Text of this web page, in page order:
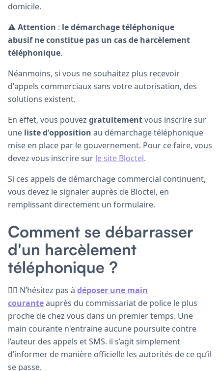
domicile.
⚠️Attention : ledémarchage téléphonique
abusif ne constitue pas un cas de harcèlement
téléphonique.
Néanmoins, si vous ne souhaitez plus recevoir
d'appels commerciaux sans votre autorisation, des
solutions existent.
En effet, vous pouvez gratuitementvous inscrire sur
une liste d'opposition au démarchage téléphonique
mise en place par le gouvernement. Pour ce faire, vous
devez vous inscrire sur le site Bloctel.
Si ces appels de démarchage commercial continuent,
vous devez le signaler auprès de Bloctel, en
remplissant directement un formulaire.
Comment se débarrasser
d'un harcèlement
téléphonique ?
👮‍♂️ N’hésitez pas à déposer une main
couranteauprès du commissariat de police le plus
proche de chez vous dans un premier temps. Une
main courante n'entraine aucune poursuite contre
l’auteur des appels et SMS. il s’agit simplement
d’informer de manière officielle les autorités de ce qu’il
se passe.